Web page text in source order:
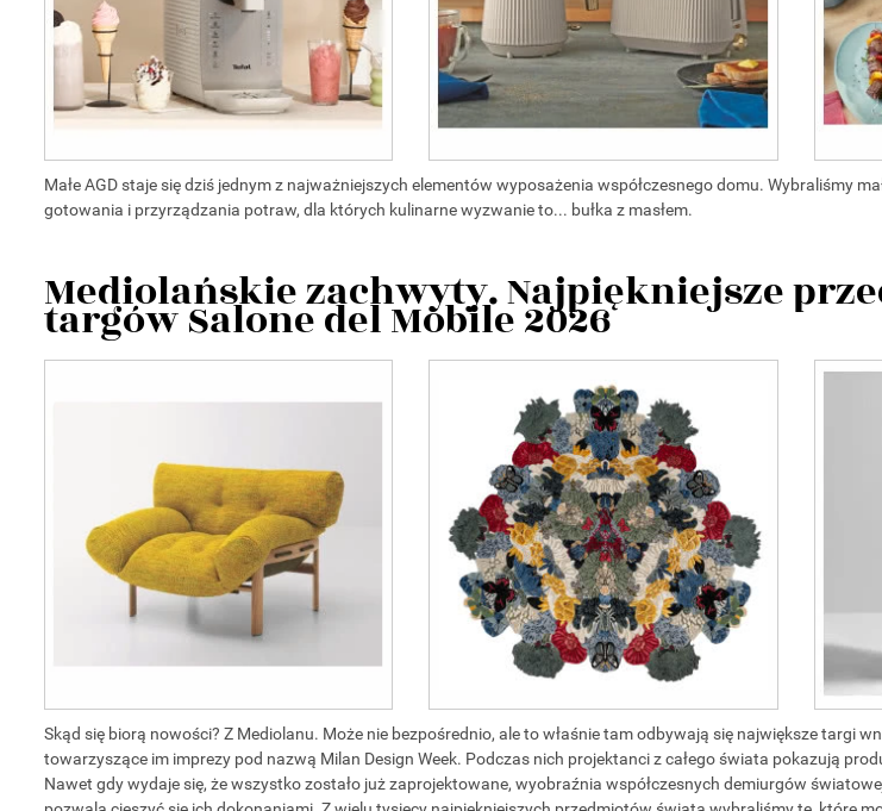
Małe AGD staje się dziś jednym z najważniejszych elementów wyposażenia współczesnego domu. Wybraliśmy
gotowania i przyrządzania potraw, dla których kulinarne wyzwanie to... bułka z masłem.
Mediolańskie zachwyty. Najpiękniejsze
targów Salone del Mobile 2026
Skąd się biorą nowości? Z Mediolanu. Może nie bezpośrednio, ale to właśnie tam odbywają się największe targi
towarzyszące im imprezy pod nazwą Milan Design Week. Podczas nich projektanci z całego świata pokazują
Nawet gdy wydaje się, że wszystko zostało już zaprojektowane, wyobraźnia współczesnych demiurgów